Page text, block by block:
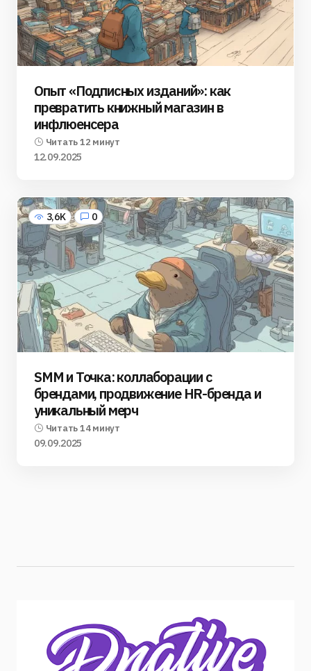
Опыт «Подписных изданий»: как
превратить книжный магазин в
инфлюенсера
Читать 12 минут
12.09.2025
3,6K 0
SMM и Точка: коллаборации с
брендами, продвижение HR-бренда и
уникальный мерч
Читать 14 минут
09.09.2025